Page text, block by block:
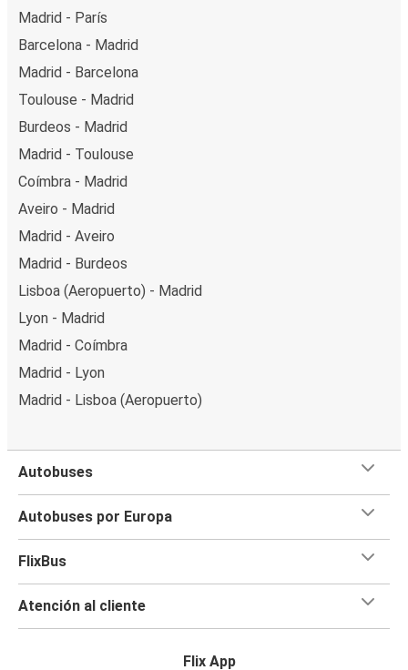
Madrid - París
Barcelona - Madrid
Madrid - Barcelona
Toulouse - Madrid
Burdeos - Madrid
Madrid - Toulouse
Coímbra - Madrid
Aveiro - Madrid
Madrid - Aveiro
Madrid - Burdeos
Lisboa (Aeropuerto) - Madrid
Lyon - Madrid
Madrid - Coímbra
Madrid - Lyon
Madrid - Lisboa (Aeropuerto)
Autobuses
Autobuses por Europa
FlixBus
Atención al cliente
Flix App